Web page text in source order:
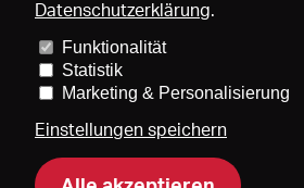
Preise und Mitgliedschaften
Mediadaten
Über uns Impressum
Datenschutzerklärung.
Funktionalität
Statistik
Marketing & Personalisierung
Einstellungen speichern